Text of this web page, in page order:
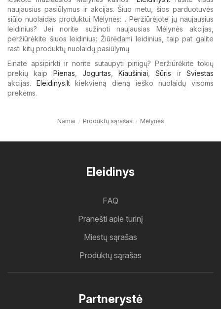
naujausius pasiūlymus ir akcijas. Šiuo metu, šios parduotuvės
siūlo nuolaidas produktui Mėlynės: . Peržiūrėjote jų naujausius
leidinius? Jei norite sužinoti naujausias Mėlynės akcijas,
peržiūrėkite šiuos leidinius: Žiūrėdami leidinius, taip pat galite
rasti kitų produktų nuolaidų pasiūlymų.
Einate apsipirkti ir norite sutaupyti pinigų? Peržiūrėkite tokių
prekių kaip Pienas Jogurtas ,Kiaušiniai ,Sūris irSviestas
akcijas. Eleidinys.ltkiekvieną dieną ieško nuolaidų visoms
prekėms.
Namai Produktų sąrašas Mėlynės
Eleidinys
FAQ
Pranešti apie turinį
Miestų sąrašas
Produktų sąrašas
Partnerystė